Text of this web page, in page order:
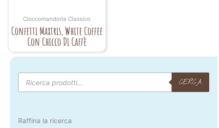
Cioccomandorla Classico
Confetti Maxtris, White Coffee
Con Chicco Di Caffè
Products
search
CERCA
Raffina la ricerca